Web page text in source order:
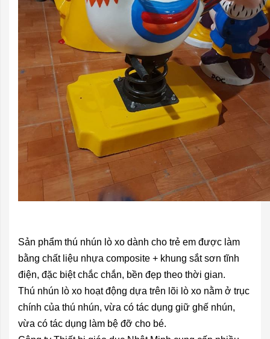
Sản phẩm thú nhún lò xo dành cho trẻ em được làm
bằng chất liệu nhựa composite + khung sắt sơn tĩnh
điện, đặc biệt chắc chắn, bền đẹp theo thời gian.
Thú nhún lò xo hoạt động dựa trên lõi lò xo nằm ở trục
chính của thú nhún, vừa có tác dụng giữ ghế nhún,
vừa có tác dụng làm bệ đỡ cho bé.